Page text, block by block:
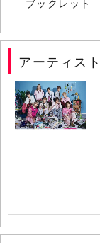
ブックレット
アーティスト